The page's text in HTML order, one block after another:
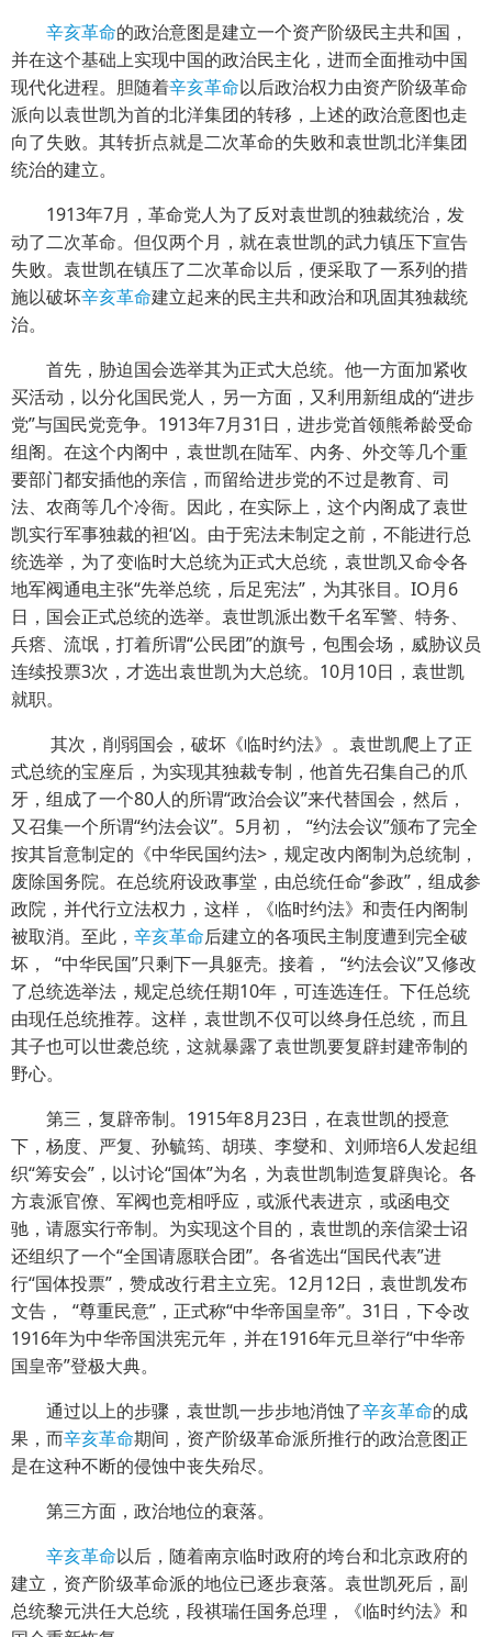
辛亥革命的政治意图是建立一个资产阶级民主共和国，
并在这个基础上实现中国的政治民主化，进而全面推动中国
现代化进程。胆随着辛亥革命以后政治权力由资产阶级革命
派向以袁世凯为首的北洋集团的转移，上述的政治意图也走
向了失败。其转折点就是二次革命的失败和袁世凯北洋集团
统治的建立。
1913年7月，革命党人为了反对袁世凯的独裁统治，发
动了二次革命。但仅两个月，就在袁世凯的武力镇压下宣告
失败。袁世凯在镇压了二次革命以后，便采取了一系列的措
施以破坏辛亥革命建立起来的民主共和政治和巩固其独裁统
治。
首先，胁迫国会选举其为正式大总统。他一方面加紧收
买活动，以分化国民党人，另一方面，又利用新组成的“进步
党”与国民党竞争。1913年7月31日，进步党首领熊希龄受命
组阁。在这个内阁中，袁世凯在陆军、内务、外交等几个重
要部门都安插他的亲信，而留给进步党的不过是教育、司
法、农商等几个冷衙。因此，在实际上，这个内阁成了袁世
凯实行军事独裁的袒‘凶。由于宪法未制定之前，不能进行总
统选举，为了变临时大总统为正式大总统，袁世凯又命令各
地军阀通电主张“先举总统，后足宪法”，为其张目。IO月6
日，国会正式总统的选举。袁世凯派出数千名军警、特务、
兵瘩、流氓，打着所谓“公民团”的旗号，包围会场，威胁议员
连续投票3次，才选出袁世凯为大总统。10月10日，袁世凯
就职。
其次，削弱国会，破坏《临时约法》。袁世凯爬上了正
式总统的宝座后，为实现其独裁专制，他首先召集自己的爪
牙，组成了一个80人的所谓“政治会议”来代替国会，然后，
又召集一个所谓“约法会议”。5月初， “约法会议”颁布了完全
按其旨意制定的《中华民国约法>，规定改内阁制为总统制，
废除国务院。在总统府设政事堂，由总统任命“参政”，组成参
政院，并代行立法权力，这样，《临时约法》和责任内阁制
被取消。至此， 辛亥革命后建立的各项民主制度遭到完全破
坏， “中华民国”只剩下一具躯壳。接着， “约法会议”又修改
了总统选举法，规定总统任期10年，可连选连任。下任总统
由现任总统推荐。这样，袁世凯不仅可以终身任总统，而且
其子也可以世袭总统，这就暴露了袁世凯要复辟封建帝制的
野心。
第三，复辟帝制。1915年8月23日，在袁世凯的授意
下，杨度、严复、孙毓筠、胡瑛、李燮和、刘师培6人发起组
织“筹安会”，以讨论“国体”为名，为袁世凯制造复辟舆论。各
方袁派官僚、军阀也竞相呼应，或派代表进京，或函电交
驰，请愿实行帝制。为实现这个目的，袁世凯的亲信梁士诏
还组织了一个“全国请愿联合团”。各省选出“国民代表”进
行“国体投票”，赞成改行君主立宪。12月12日，袁世凯发布
文告， “尊重民意”，正式称“中华帝国皇帝”。31日，下令改
1916年为中华帝国洪宪元年，并在1916年元旦举行“中华帝
国皇帝”登极大典。
通过以上的步骤，袁世凯一步步地消蚀了辛亥革命的成
果，而辛亥革命期间，资产阶级革命派所推行的政治意图正
是在这种不断的侵蚀中丧失殆尽。
第三方面，政治地位的衰落。
辛亥革命以后，随着南京临时政府的垮台和北京政府的
建立，资产阶级革命派的地位已逐步衰落。袁世凯死后，副
总统黎元洪任大总统，段祺瑞任国务总理，《临时约法》和